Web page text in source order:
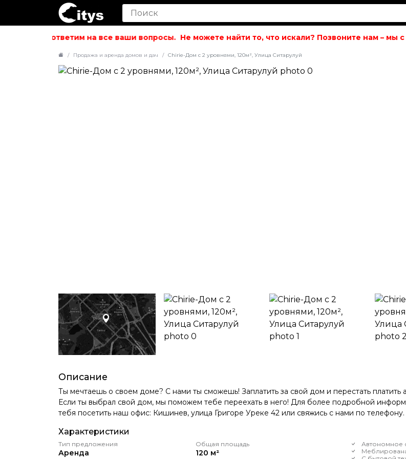
ответим на все ваши вопросы. Не можете найти то, что искали? Позвоните нам – мы с
Продажа и аренда домов и дач Chirie-Дом с 2 уровнями, 120м², Улица Ситарулуй
Описание
Ты мечтаешь о своем доме? С нами ты сможешь! Заплатить за свой дом и перестать платить
Если ты выбрал свой дом, мы поможем тебе переехать в него! Для более подробной
тебя посетить наш офис: Кишинев, улица Григоре Уреке 42 или свяжись с нами по телефону.
Характеристики
Тип предложения
Аренда
Общая площадь
120 м²
Автономное